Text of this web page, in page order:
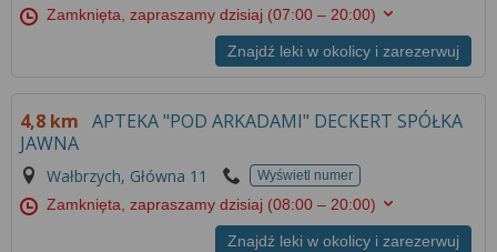
Zamknięta, zapraszamy dzisiaj (07:00 – 20:00)
Znajdź leki w okolicy i zarezerwuj
4,8 km APTEKA "POD ARKADAMI" DECKERT SPÓŁKA
JAWNA
Wałbrzych, Główna 11 Wyświetl numer
Zamknięta, zapraszamy dzisiaj (08:00 – 20:00)
Znajdź leki w okolicy i zarezerwuj